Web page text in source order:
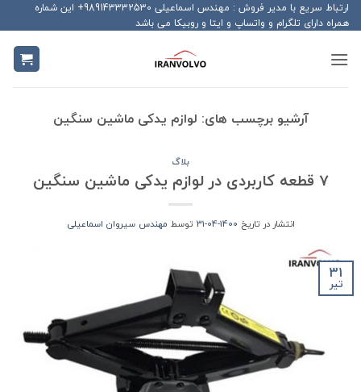
Skip
to
content
ارتباط سریع با مدیر فروش : مهندس اسماعیلی 989143332530+ این شماره
همراه دارای تلگرام و واتساپ و ایتا و روبیکا می باشد
آرشیو برچسب های: لوازم یدکی ماشین سنگین
بلاگ
7 قطعه کاربردی در لوازم یدکی ماشین سنگین
انتشار در تاریخ 1400-04-31 توسط مهندس سیروان اسماعیلی
31
تیر